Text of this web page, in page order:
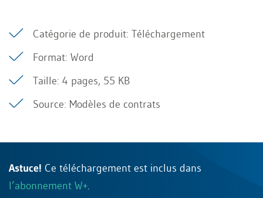
Catégorie de produit: Téléchargement
Format: Word
Taille: 4 pages, 55 KB
Source: Modèles de contrats
Astuce! Ce téléchargement est inclus dans
l’abonnement W+.